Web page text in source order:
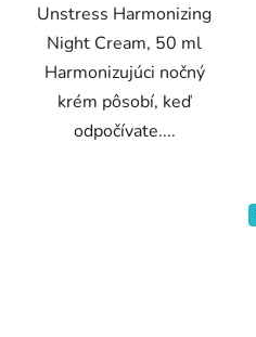
hviezdičiek.
Unstress Harmonizing
Night Cream, 50 ml
Harmonizujúci nočný
krém pôsobí, keď
odpočívate....